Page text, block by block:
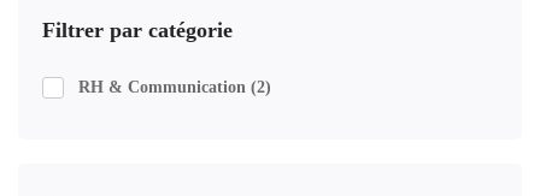
Filtrer par catégorie
RH & Communication (2)